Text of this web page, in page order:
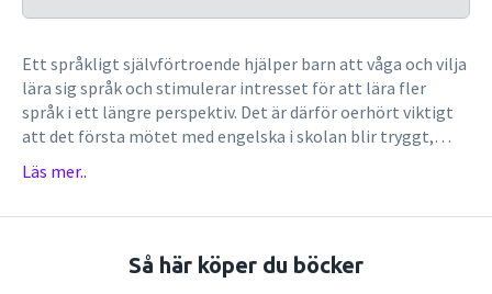
Ett språkligt självförtroende hjälper barn att våga och vilja
lära sig språk och stimulerar intresset för att lära fler
språk i ett längre perspektiv. Det är därför oerhört viktigt
att det första mötet med engelska i skolan blir tryggt,
upplaga av De första årens engelska har den vetenskapliga
internationell forskning. Sambandet mellan
språkforskning, språkpolicy och europeiska och nationella
Läs mer..
Så här köper du böcker